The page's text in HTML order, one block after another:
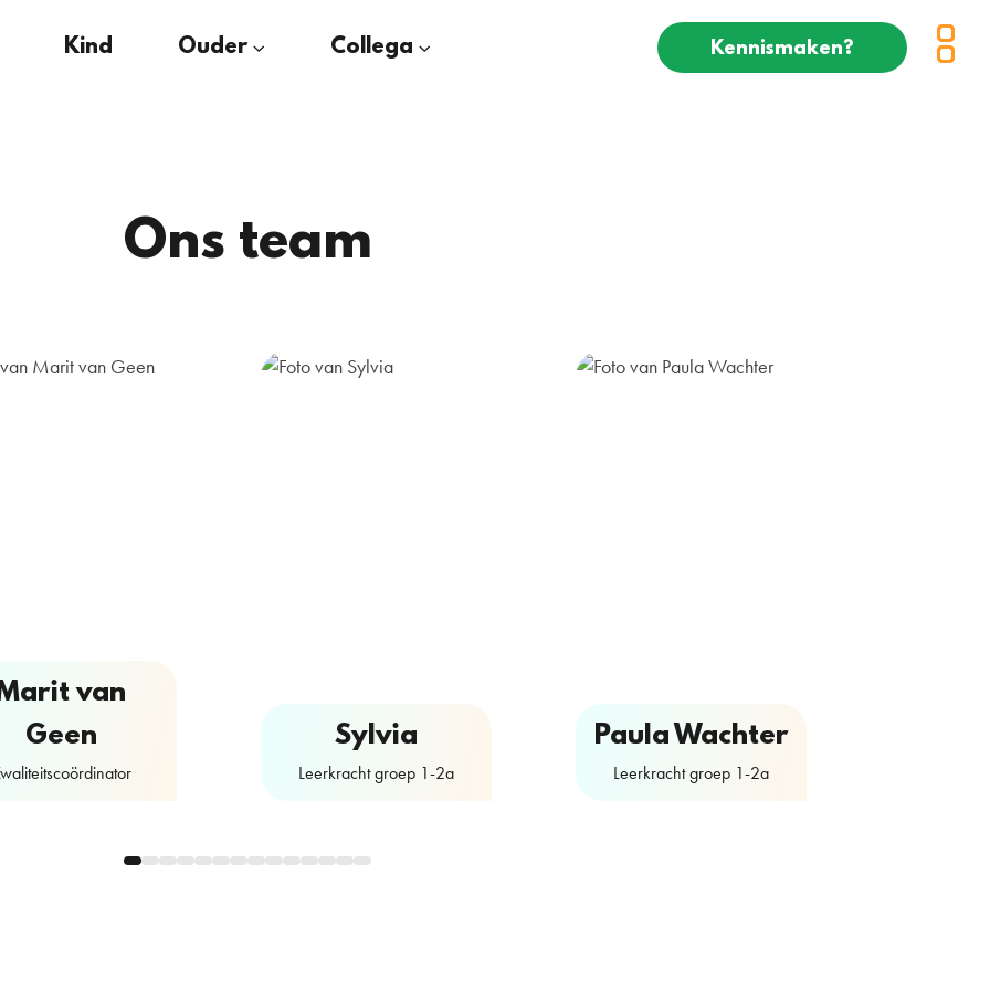
Kind Ouder Collega Kennismaken?
Ons team
van
Geen
Sylvia
Leerkracht groep 1-2a
Paula Wachter
Leerkracht groep 1-2a